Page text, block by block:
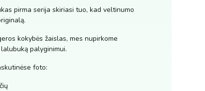
pirma serija skiriasi tuo, kad veltinumo
kokybės žaislas, mes nupirkome
palyginimui.
foto: